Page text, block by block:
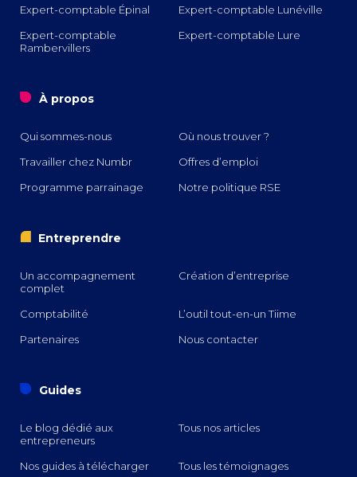
Expert-comptable Épinal
Expert-comptable Lunéville
Expert-comptable
Rambervillers
Expert-comptable Lure
o À propos
Qui sommes-nous
Où nous trouver ?
Travailler chez Numbr
Offres d’emploi
Programme parrainage
Notre politique RSE
i Entreprendre
Un accompagnement
complet
Création d’entreprise
Comptabilité
L’outil tout-en-un Tiime
Partenaires
Nous contacter
o Guides
Le blog dédié aux
entrepreneurs
Tous nos articles
Nos guides à télécharger Tous les témoignages